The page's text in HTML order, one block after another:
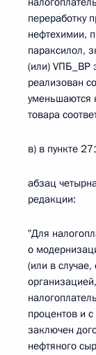
переработку
нефтехимии,
параксилол,
(или) VПБ_ВР
реализован
уменьшаются
товара
в) в пункте
абзац
редакции:
"Для
о
(или в
процентов и
заключен
нефтяного